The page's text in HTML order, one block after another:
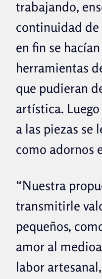
trabajando,
continuidad de
en fin se
herramientas
que pudieran
artística.
a las piezas se
como adornos
“Nuestra
transmitirle
pequeños,
amor al
labor